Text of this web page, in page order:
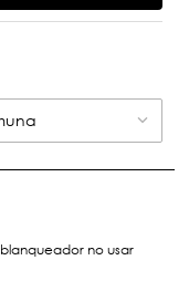
no usar